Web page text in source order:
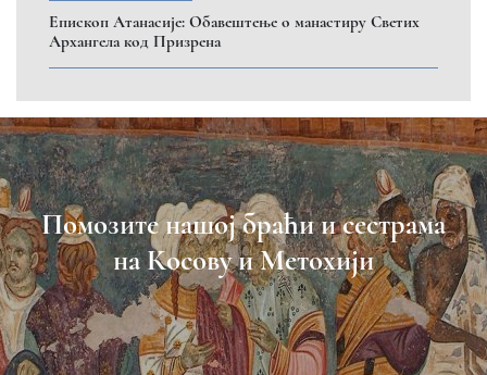
Eпископ Атанасије: Обавештење о манастиру Светих
Архангела код Призрена
Помозите нашој браћи и сестрама
на Косову и Метохији